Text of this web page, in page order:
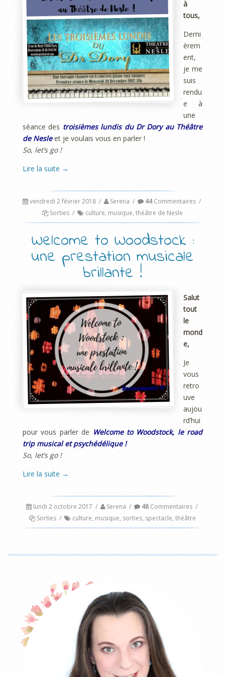
à
tous,
Derni
èrem
ent,
je me
suis
rendu
e à
une
séance des troisièmes lundis du Dr Dory au Théâtre
de Nesleet je voulais vous en parler !
So, let’s go !
Lire la suite →
vendredi 2 février 2018 / Serena / 44Commentaires /
Sorties / culture, musique, théâtre de Nesle
Welcome to Woodstock :
une prestation musicale
brillante !
Salut
tout
le
mond
e,
Je
vous
retro
uve
aujou
rd’hui
pour vous parler de Welcome to Woodstock, le road
trip musical et psychédélique !
So, let’s go !
Lire la suite →
lundi 2 octobre 2017 / Serena / 48Commentaires /
Sorties / culture, musique, sorties, spectacle, théâtre